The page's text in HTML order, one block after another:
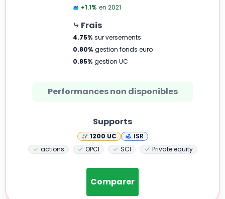
+1.1% en 2021
⤷ Frais
4.75% sur versements
0.80% gestion fonds euro
0.85% gestion UC
Performances non disponibles
Supports
1200 UC
ISR
actions
OPCI SCI Private equity
Comparer